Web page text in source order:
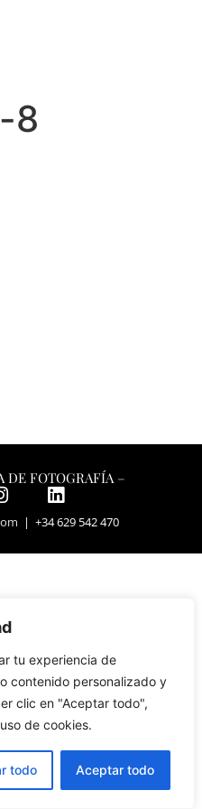
tu experiencia de
contenido personalizado y
clic en "Aceptar todo",
de cookies.
todo Aceptar todo
8
DE FOTOGRAFÍA –
| +34 629 542 470